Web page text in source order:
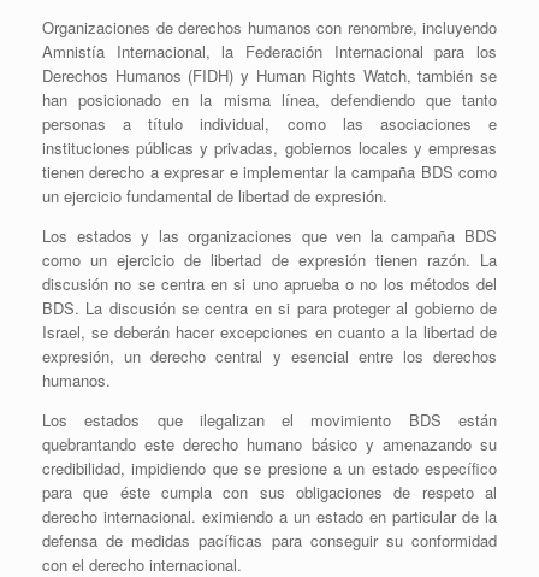
Organizaciones de derechos humanos con renombre, incluyendo
Amnistía Internacional, la Federación Internacional para los
Derechos Humanos (FIDH) y Human Rights Watch, también se
han posicionado en la misma línea, defendiendo que tanto
personas a título individual, como las asociaciones e
instituciones públicas y privadas, gobiernos locales y empresas
tienen derecho a expresar e implementar la campaña BDS como
un ejercicio fundamental de libertad de expresión.
Los estados y las organizaciones que ven la campaña BDS
como un ejercicio de libertad de expresión tienen razón. La
discusión no se centra en si uno aprueba o no los métodos del
BDS. La discusión se centra en si para proteger al gobierno de
Israel, se deberán hacer excepciones en cuanto a la libertad de
expresión, un derecho central y esencial entre los derechos
humanos.
Los estados que ilegalizan el movimiento BDS están
quebrantando este derecho humano básico y amenazando su
credibilidad, impidiendo que se presione a un estado específico
para que éste cumpla con sus obligaciones de respeto al
derecho internacional. eximiendo a un estado en particular de la
defensa de medidas pacíficas para conseguir su conformidad
con el derecho internacional.